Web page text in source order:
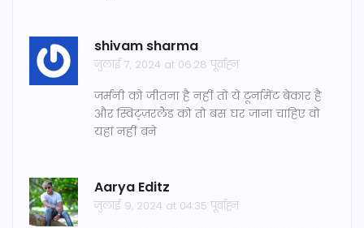
shivam sharma
जुलाई 7, 2024 at 06:28 पूर्वाह्न
जर्मनी को जीतना है नहीं तो ये टूर्नामेंट बेकार है
और स्विट्ज़रलैंड को तो बस घर जाना चाहिए वो
यहां नहीं बने
Aarya Editz
जुलाई 9, 2024 at 04:35 पूर्वाह्न